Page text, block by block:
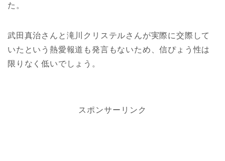
た。
武田真治さんと滝川クリステルさんが実際に交際して
いたという熱愛報道も発言もないため、信ぴょう性は
限りなく低いでしょう。
スポンサーリンク